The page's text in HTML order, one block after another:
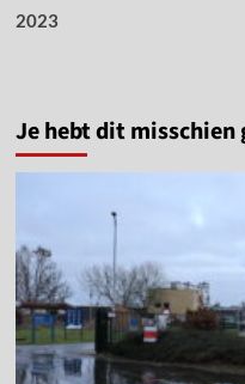
2023
Je hebt dit misschien